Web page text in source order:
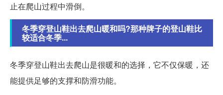
止在爬山过程中滑倒。
冬季穿登山鞋出去爬山暖和吗?那种牌子的登山鞋比
较适合冬季...
冬季穿登山鞋出去爬山是很暖和的选择，它不仅保暖，还
能提供足够的支撑和防滑功能。